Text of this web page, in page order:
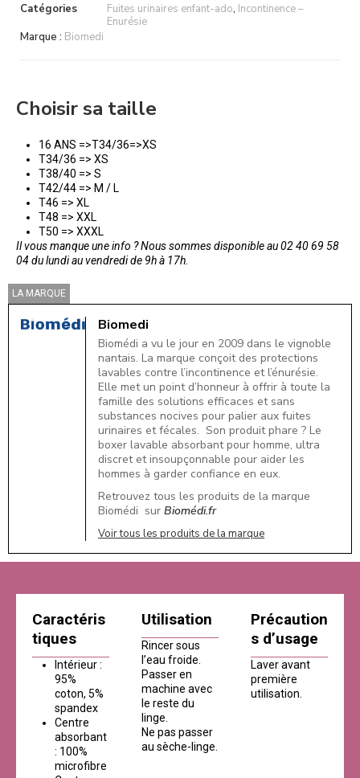
Catégories
Fuites urinaires enfant-ado, Incontinence –
Enurésie
Marque : Biomedi
Choisir sa taille
16 ANS =>T34/36=>XS
T34/36 => XS
T38/40 => S
T42/44 => M / L
T46 => XL
T48 => XXL
T50 => XXXL
Il vous manque une info ? Nous sommes disponible au 02 40 69 58
04 du lundi au vendredi de 9h à 17h.
LA MARQUE
Biomedi
Biomédi a vu le jour en 2009 dans le vignoble
nantais. La marque conçoit des protections
lavables contre l’incontinence et l’énurésie.
Elle met un point d’honneur à offrir à toute la
famille des solutions efficaces et sans
substances nocives pour palier aux fuites
urinaires et fécales. Son produit phare ? Le
boxer lavable absorbant pour homme, ultra
discret et insoupçonnable pour aider les
hommes à garder confiance en eux.
Retrouvez tous les produits de la marque
Biomédi sur Biomédi.fr
Voir tous les produits de la marque
Caractéris
tiques
Intérieur :
95%
coton, 5%
spandex
Centre
absorbant
: 100%
microfibre
Utilisation
Rincer sous
l’eau froide.
Passer en
machine avec
le reste du
linge.
Ne pas passer
au sèche-linge.
Précaution
s d’usage
Laver avant
première
utilisation.